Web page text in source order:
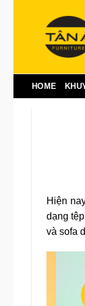
HOME
Hiện
dạng
và sofa